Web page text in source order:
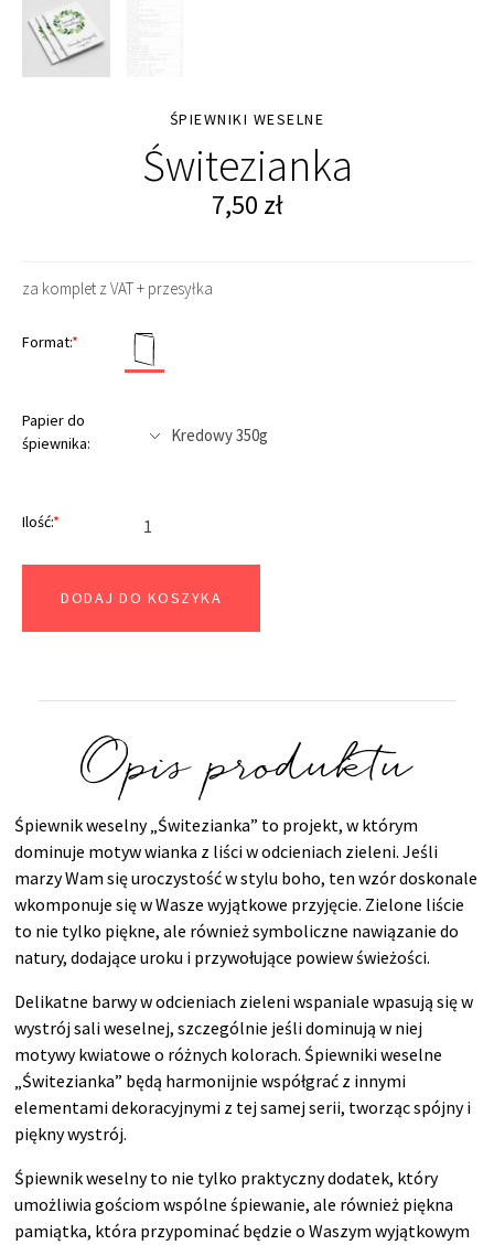
ŚPIEWNIKI WESELNE
Świtezianka
7,50 zł
za komplet z VAT + przesyłka
Format:*
Papier do
śpiewnika:
Ilość:*
DODAJ DO KOSZYKA
Opis produktu
Śpiewnik weselny „Świtezianka” to projekt, w którym
dominuje motyw wianka z liści w odcieniach zieleni. Jeśli
marzy Wam się uroczystość w stylu boho, ten wzór doskonale
wkomponuje się w Wasze wyjątkowe przyjęcie. Zielone liście
to nie tylko piękne, ale również symboliczne nawiązanie do
natury, dodające uroku i przywołujące powiew świeżości.
Delikatne barwy w odcieniach zieleni wspaniale wpasują się w
wystrój sali weselnej, szczególnie jeśli dominują w niej
motywy kwiatowe o różnych kolorach. Śpiewniki weselne
„Świtezianka” będą harmonijnie współgrać z innymi
elementami dekoracyjnymi z tej samej serii, tworząc spójny i
piękny wystrój.
Śpiewnik weselny to nie tylko praktyczny dodatek, który
umożliwia gościom wspólne śpiewanie, ale również piękna
pamiątka, która przypominać będzie o Waszym wyjątkowym